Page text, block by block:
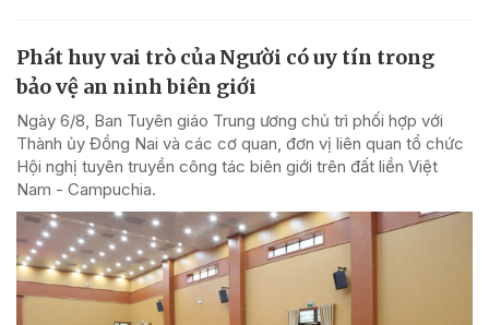
Phát huy vai trò của Người có uy tín trong
bảo vệ an ninh biên giới
Ngày 6/8, Ban Tuyên giáo Trung ương chủ trì phối hợp với
Thành ủy Đồng Nai và các cơ quan, đơn vị liên quan tổ chức
Hội nghị tuyên truyền công tác biên giới trên đất liền Việt
Nam - Campuchia.